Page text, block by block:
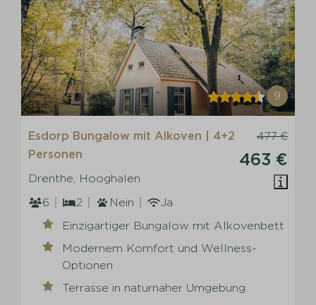
9
477 €
463 €
Esdorp Bungalow mit Alkoven | 4+2
Personen
Drenthe, Hooghalen
6
2 Nein
Ja
Einzigartiger Bungalow mit Alkovenbett
Modernem Komfort und Wellness-
Optionen
Terrasse in naturnaher Umgebung.